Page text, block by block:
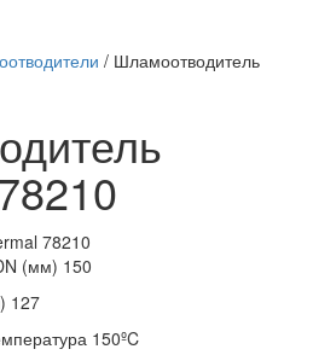
/ Шламоотводитель
(мм) 150
127
150ºC